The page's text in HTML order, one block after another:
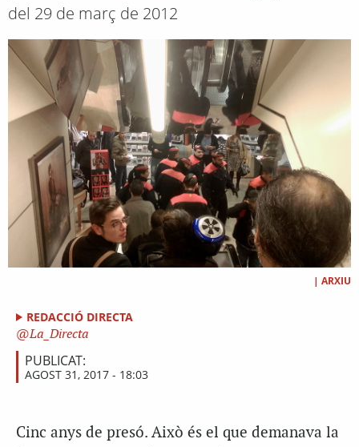
del 29 de març de 2012
| ARXIU
REDACCIÓ DIRECTA
La_Directa
PUBLICAT:
AGOST 31, 2017 - 18:03
Cinc anys de presó. Això és el que demanava la